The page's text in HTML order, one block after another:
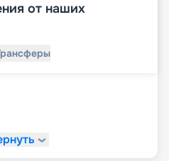
от наших